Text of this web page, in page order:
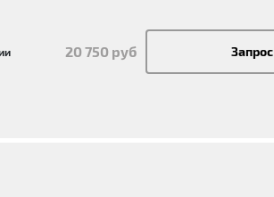
20 750 руб Запрос